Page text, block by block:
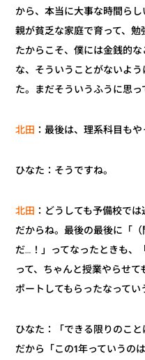
から、本当に大事な時間らし
親が貧乏な家庭で育って、
たからこそ、僕には金銭的
な、そういうことがないよ
た。まだそういうふうに思っ
北田 ：最後は、理系科目もや
ひなた：そうですね。
北田 ：どうしても予備校で
だからね。最後の最後に「
だ…！」ってなったときも、
って、ちゃんと授業やらせ
ポートしてもらったなってい
ひなた：「できる限りのこと
だから「この1年っていうの